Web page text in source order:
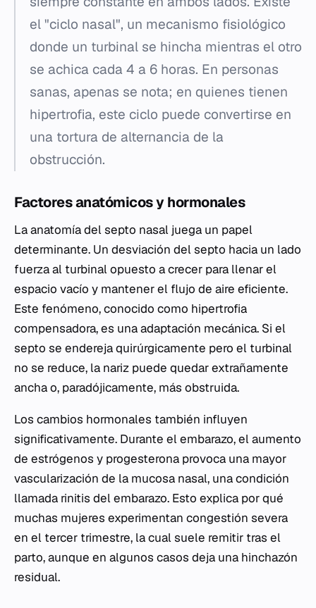
el "ciclo nasal", un mecanismo fisiológico
donde un turbinal se hincha mientras el otro
se achica cada 4 a 6 horas. En personas
sanas, apenas se nota; en quienes tienen
hipertrofia, este ciclo puede convertirse en
una tortura de alternancia de la
obstrucción.
Factores anatómicos y hormonales
La anatomía del septo nasal juega un papel
determinante. Un desviación del septo hacia un lado
fuerza al turbinal opuesto a crecer para llenar el
espacio vacío y mantener el flujo de aire eficiente.
Este fenómeno, conocido como hipertrofia
compensadora, es una adaptación mecánica. Si el
septo se endereja quirúrgicamente pero el turbinal
no se reduce, la nariz puede quedar extrañamente
ancha o, paradójicamente, más obstruida.
Los cambios hormonales también influyen
significativamente. Durante el embarazo, el aumento
de estrógenos y progesterona provoca una mayor
vascularización de la mucosa nasal, una condición
llamada rinitis del embarazo. Esto explica por qué
muchas mujeres experimentan congestión severa
en el tercer trimestre, la cual suele remitir tras el
parto, aunque en algunos casos deja una hinchazón
residual.